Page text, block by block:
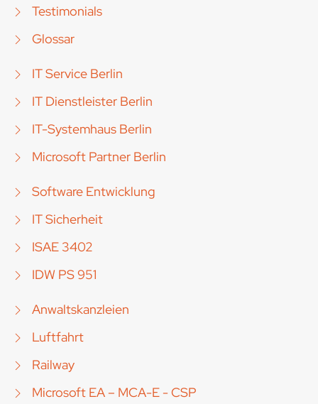
Testimonials
Glossar
IT Service Berlin
IT Dienstleister Berlin
IT-Systemhaus Berlin
Microsoft Partner Berlin
Software Entwicklung
IT Sicherheit
ISAE 3402
IDW PS 951
Anwaltskanzleien
Luftfahrt
Railway
Microsoft EA – MCA-E - CSP